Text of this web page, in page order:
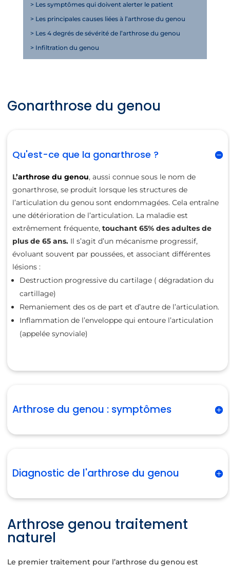
> Les symptômes qui doivent alerter le patient
> Les principales causes liées à l’arthrose du genou
> Les 4 degrés de sévérité de l’arthrose du genou
> Infiltration du genou
Gonarthrose du genou
Qu'est-ce que la gonarthrose ?
L’arthrose du genou, aussi connue sous le nom de
gonarthrose, se produit lorsque les structures de
l’articulation du genou sont endommagées. Cela entraîne
une détérioration de l’articulation. La maladie est
extrêmement fréquente, touchant 65% des adultes de
plus de 65 ans.Il s’agit d’un mécanisme progressif,
évoluant souvent par poussées, et associant différentes
lésions :
Destruction progressive du cartilage ( dégradation du
cartillage)
Remaniement des os de part et d’autre de l’articulation.
Inflammation de l’enveloppe qui entoure l’articulation
(appelée synoviale)
Arthrose du genou : symptômes
Diagnostic de l'arthrose du genou
Arthrose genou traitement
naturel
Le premier traitement pour l’arthrose du genou est